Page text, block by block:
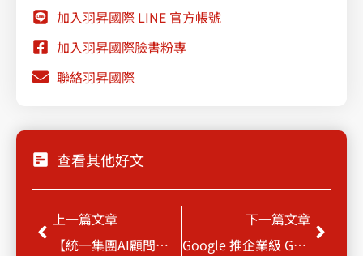
加入羽昇國際 LINE 官方帳號
加入羽昇國際臉書粉專
聯絡羽昇國際
查看其他好文
Prev
上一篇文章
【統一集團AI顧問現身說法】零售業應用生成式AI五大階段
下一篇文章
Google 推企業級 Gemini Code Assist，可根據組織程式碼儲存庫生成建議
Next